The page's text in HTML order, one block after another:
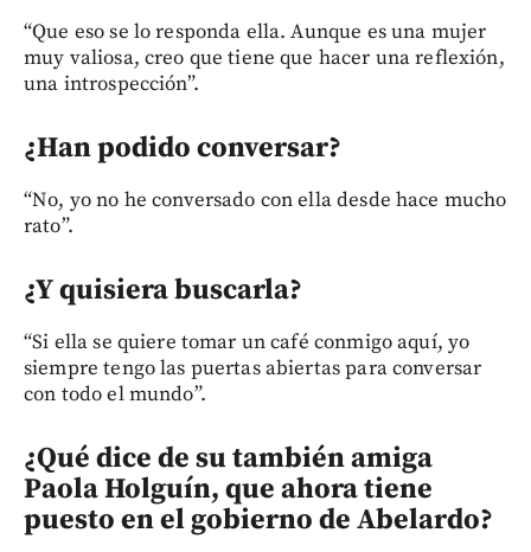
“Que eso se lo responda ella. Aunque es una mujer
muy valiosa, creo que tiene que hacer una reflexión,
una introspección”.
¿Han podido conversar?
“No, yo no he conversado con ella desde hace mucho
rato”.
¿Y quisiera buscarla?
“Si ella se quiere tomar un café conmigo aquí, yo
siempre tengo las puertas abiertas para conversar
con todo el mundo”.
¿Qué dice de su también amiga
Paola Holguín, que ahora tiene
puesto en el gobierno de Abelardo?